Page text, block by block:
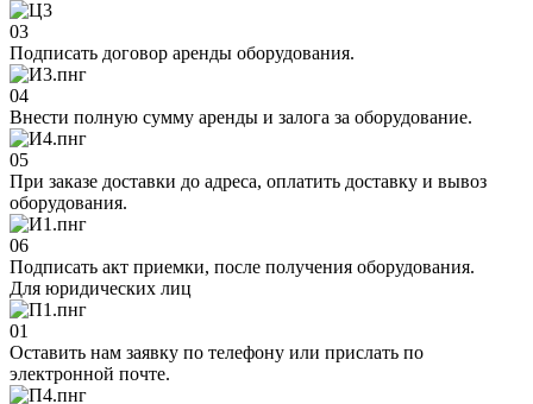
03
Подписать договор аренды оборудования.
04
Внести полную сумму аренды и залога за оборудование.
05
При заказе доставки до адреса, оплатить доставку и вывоз
оборудования.
06
Подписать акт приемки, после получения оборудования.
Для юридических лиц
01
Оставить нам заявку по телефону или прислать по
электронной почте.